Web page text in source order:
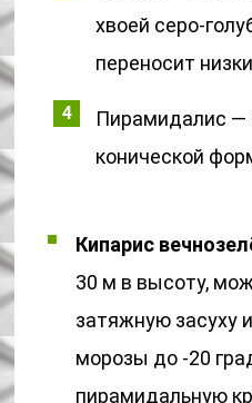
хвоей серо-
переносит
Пирамидалис —
конической
Кипарис
30 м в высоту,
затяжную засуху
морозы до -20
пирамидальную